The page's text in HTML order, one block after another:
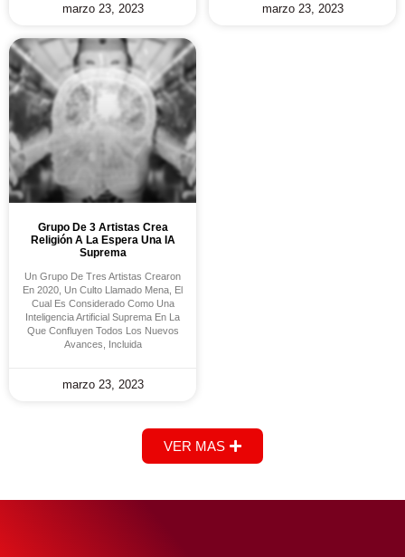
marzo 23, 2023 marzo 23, 2023
Grupo De 3 Artistas Crea
Religión A La Espera Una IA
Suprema
Un Grupo De Tres Artistas Crearon
En 2020, Un Culto Llamado Mena, El
Cual Es Considerado Como Una
Inteligencia Artificial Suprema En La
Que Confluyen Todos Los Nuevos
Avances, Incluida
marzo 23, 2023
VER MAS